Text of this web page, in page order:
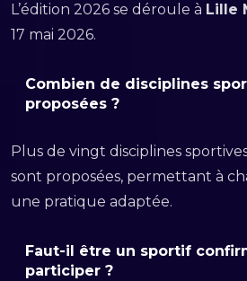
L’édition 2026 se déroule à Lille
17 mai 2026.
Combien de disciplines
proposées ?
Plus de vingt disciplines
sont proposées, permettant à
une pratique adaptée.
Faut-il être un sportif
participer ?